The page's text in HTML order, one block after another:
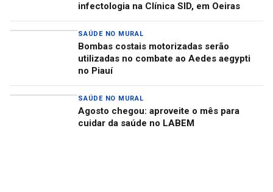
infectologia na Clínica SID, em Oeiras
SAÚDE NO MURAL
Bombas costais motorizadas serão
utilizadas no combate ao Aedes aegypti
no Piauí
SAÚDE NO MURAL
Agosto chegou: aproveite o mês para
cuidar da saúde no LABEM